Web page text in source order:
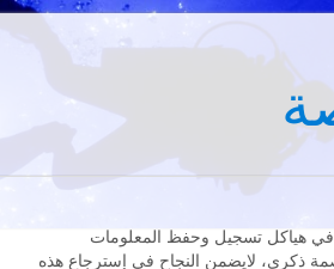
هياكل تسجيل وحفظ المعلومات
ذكرى، لايضمن النجاح في إسترجاع هذه